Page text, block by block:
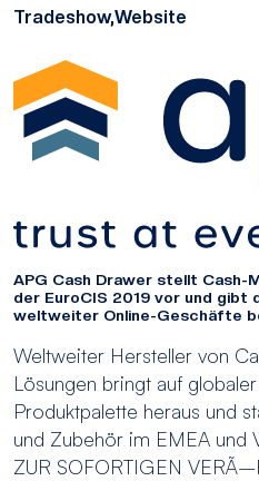
Tradeshow,Website
APG Cash Drawer stellt Cash-
der EuroCIS 2019 vor und gibt
weltweiter Online-Geschäfte
Weltweiter Hersteller von
Lösungen bringt auf
Produktpalette heraus und
und Zubehör im EMEA und
ZUR SOFORTIGEN